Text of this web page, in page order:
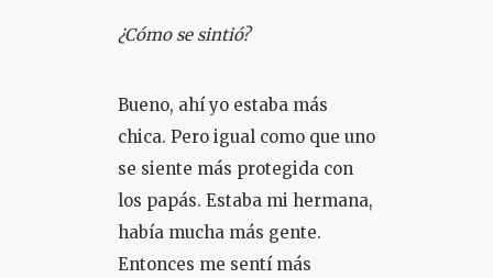
¿Cómo se sintió?
Bueno, ahí yo estaba más
chica. Pero igual como que uno
se siente más protegida con
los papás. Estaba mi hermana,
había mucha más gente.
Entonces me sentí más